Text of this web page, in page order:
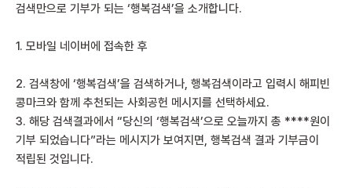
검색만으로 기부가 되는 ‘행복검색’을 소개합니다.
1. 모바일 네이버에 접속한 후
2. 검색창에 ‘행복검색’을 검색하거나, 행복검색이라고 입력시 해피빈
콩마크와 함께 추천되는 사회공헌 메시지를 선택하세요.
3. 해당 검색결과에서 “당신의 ‘행복검색’으로 오늘까지 총 ****원이
기부 되었습니다”라는 메시지가 보여지면, 행복검색 결과 기부금이
적립된 것입니다.